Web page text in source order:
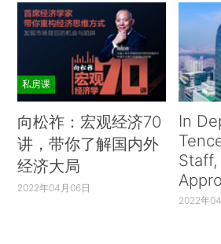
私房课
向松祚：宏观经济70
讲，带你了解国内外
经济大局
2022年04月06日
In
Staff,
2022年